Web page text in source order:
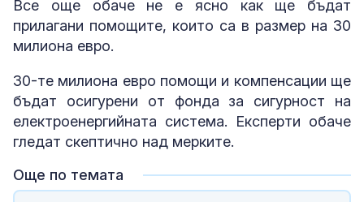
Все още обаче не е ясно как ще бъдат
прилагани помощите, които са в размер на 30
милиона евро.
30-те милиона евро помощи и компенсации ще
бъдат осигурени от фонда за сигурност на
електроенергийната система. Експерти обаче
гледат скептично над мерките.
Още по темата